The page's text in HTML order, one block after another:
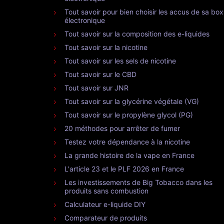
Tout savoir pour bien choisir les accus de sa box
électronique
Tout savoir sur la composition des e-liquides
Tout savoir sur la nicotine
Tout savoir sur les sels de nicotine
Tout savoir sur le CBD
Tout savoir sur JNR
Tout savoir sur la glycérine végétale (VG)
Tout savoir sur le propylène glycol (PG)
20 méthodes pour arrêter de fumer
Testez votre dépendance à la nicotine
La grande histoire de la vape en France
L'article 23 et le PLF 2026 en France
Les investissements de Big Tobacco dans les
produits sans combustion
Calculateur e-liquide DIY
Comparateur de produits